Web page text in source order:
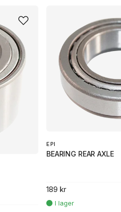
EPI
BEARING REAR AXLE
189 kr